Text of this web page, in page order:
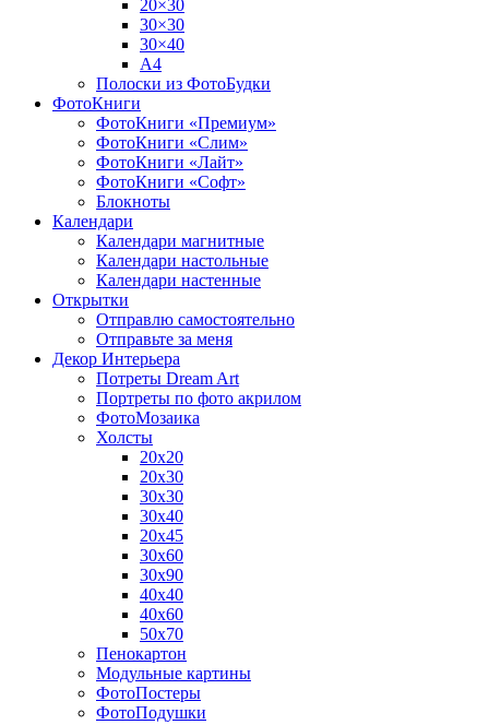
20×30
30×30
30×40
A4
Полоски из ФотоБудки
ФотоКниги
ФотоКниги «Премиум»
ФотоКниги «Слим»
ФотоКниги «Лайт»
ФотоКниги «Софт»
Блокноты
Календари
Календари магнитные
Календари настольные
Календари настенные
Открытки
Отправлю самостоятельно
Отправьте за меня
Декор Интерьера
Потреты Dream Art
Портреты по фото акрилом
ФотоМозаика
Холсты
20х20
20х30
30х30
30х40
20х45
30х60
30х90
40х40
40х60
50х70
Пенокартон
Модульные картины
ФотоПостеры
ФотоПодушки